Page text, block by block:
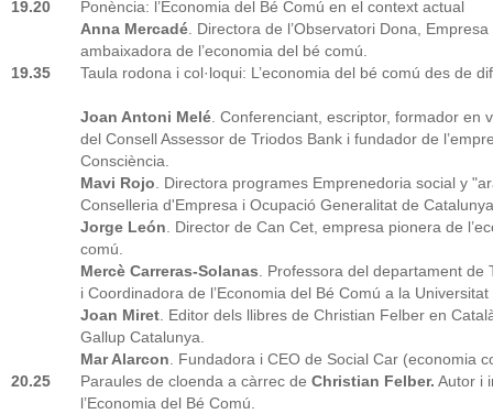
19.20
Ponència: l’Economia del Bé Comú en el context actual
Anna Mercadé. Directora de l’Observatori Dona,
ambaixadora de l’economia del bé comú.
19.35
Taula rodona i col·loqui: L’economia del bé comú des de
Joan Antoni Melé. Conferenciant, escriptor, formador en
del Consell Assessor de Triodos Bank i fundador de
Consciència.
Mavi Rojo. Directora programes Emprenedoria social y
Conselleria d'Empresa i Ocupació Generalitat de
Jorge León. Director de Can Cet, empresa pionera de
comú.
Mercè Carreras-Solanas. Professora del departament de
i Coordinadora de l’Economia del Bé Comú a la
Joan Miret. Editor dels llibres de Christian Felber en
Gallup Catalunya.
Mar Alarcon. Fundadora i CEO de Social Car (economia
20.25
Paraules de cloenda a càrrec de Christian Felber. Autor i
l’Economia del Bé Comú.